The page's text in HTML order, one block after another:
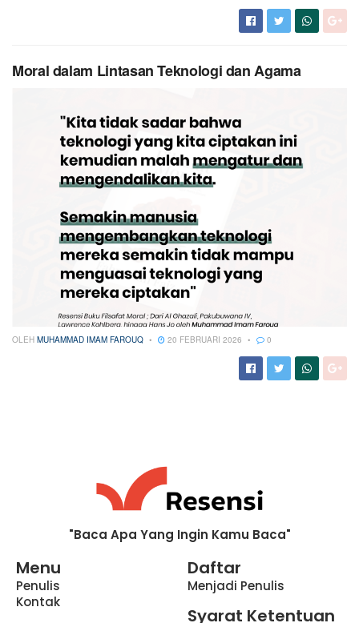
Moral dalam Lintasan Teknologi dan Agama
OLEH MUHAMMAD IMAM FAROUQ 20 FEBRUARI 2026 0
"Baca Apa Yang Ingin Kamu Baca"
Menu
Penulis
Kontak
Daftar
Menjadi Penulis
Syarat Ketentuan